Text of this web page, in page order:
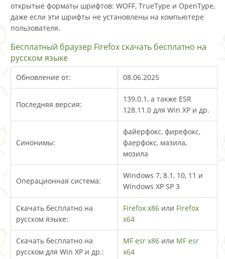
открытые форматы шрифтов: WOFF, TrueType и OpenType,
даже если эти шрифты не установлены на компьютере
пользователя.
Бесплатный браузер Firefox скачать бесплатно на
русском языке
Обновление от: 08.06.2025
Последняя версия:
139.0.1, а также ESR
128.11.0 для Win XP и др.
Синонимы:
файерфокс, фирефокс,
фаерфокс, мазила,
мозила
Операционная система:
Windows 7, 8.1, 10, 11 и
Windows XP SP 3
Скачать бесплатно на
русском языке:
Firefox x86 или Firefox
x64
Скачать бесплатно на
русском для Win XP и др.:
MF esr x86 или MF esr
x64